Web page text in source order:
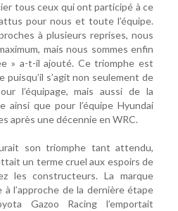
tous ceux qui ont participé à ce
pour nous et toute l’équipe.
à plusieurs reprises, nous
mais nous sommes enfin
» a-t-il ajouté. Ce triomphe est
puisqu’il s’agit non seulement de
l’équipage, mais aussi de la
ainsi que pour l’équipe Hyundai
après une décennie en WRC.
son triomphe tant attendu,
un terme cruel aux espoirs de
les constructeurs. La marque
à l’approche de la dernière étape
Gazoo Racing l’emportait